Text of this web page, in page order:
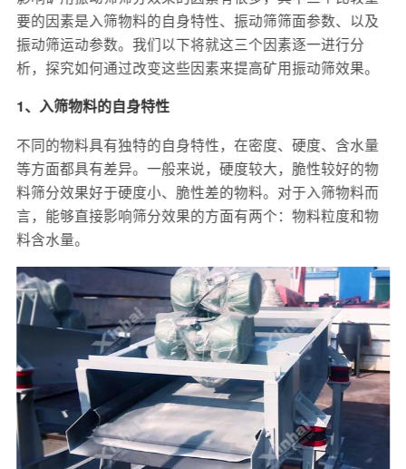
要的因素是入筛物料的自身特性、振动筛筛面参数、以及
振动筛运动参数。我们以下将就这三个因素逐一进行分
析，探究如何通过改变这些因素来提高矿用振动筛效果。
1、入筛物料的自身特性
不同的物料具有独特的自身特性，在密度、硬度、含水量
等方面都具有差异。一般来说，硬度较大，脆性较好的物
料筛分效果好于硬度小、脆性差的物料。对于入筛物料而
言，能够直接影响筛分效果的方面有两个：物料粒度和物
料含水量。